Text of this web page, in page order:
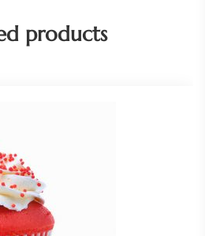
products